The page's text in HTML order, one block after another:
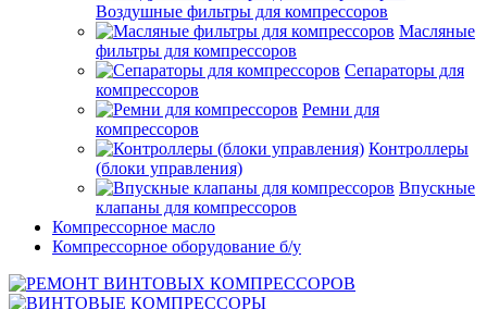
Воздушные фильтры для компрессоров
Масляные
фильтры для компрессоров
Сепараторы для
компрессоров
Ремни для
компрессоров
Контроллеры
(блоки управления)
Впускные
клапаны для компрессоров
Компрессорное масло
Компрессорное оборудование б/у